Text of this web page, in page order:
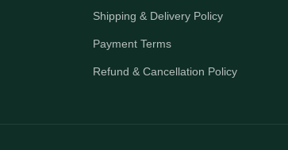
Shipping & Delivery Policy
Payment Terms
Refund & Cancellation Policy